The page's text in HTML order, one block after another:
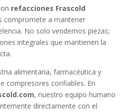
refacciones Frascold
compromete a mantener
No solo vendemos piezas;
integrales que mantienen la
alimentaria, farmacéutica y
compresores confiables. En
, nuestro equipo humano
directamente con el